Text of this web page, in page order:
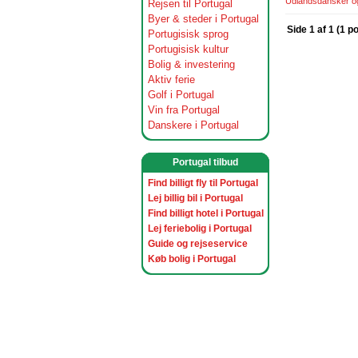
Rejsen til Portugal
Byer & steder i Portugal
Portugisisk sprog
Portugisisk kultur
Bolig & investering
Aktiv ferie
Golf i Portugal
Vin fra Portugal
Danskere i Portugal
Portugal tilbud
Find billigt fly til Portugal
Lej billig bil i Portugal
Find billigt hotel i Portugal
Lej feriebolig i Portugal
Guide og rejseservice
Køb bolig i Portugal
Side 1 af 1 (1